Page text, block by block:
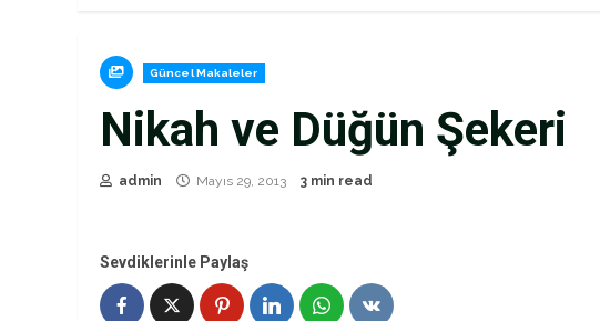
Güncel Makaleler
Nikah ve Düğün Şekeri
admin Mayıs 29, 2013 3 min read
Sevdiklerinle Paylaş